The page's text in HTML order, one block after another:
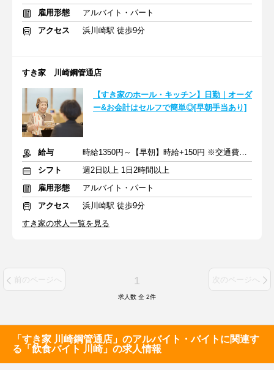
雇用形態
アルバイト・パート
アクセス
浜川崎駅 徒歩9分
すき家 川崎鋼管通店
【すき家のホール・キッチン】日勤｜オーダ
ー&お会計はセルフで簡単◎[早朝手当あり]
給与
時給1350円～【早朝】時給+150円 ※交通費支給
シフト
週2日以上 1日2時間以上
雇用形態
アルバイト・パート
アクセス
浜川崎駅 徒歩9分
すき家の求人一覧を見る
前のページへ 1 次のページへ
求人数 全 2件
「すき家 川崎鋼管通店」のアルバイト・バイトに関連す
る「飲食バイト 川崎」の求人情報